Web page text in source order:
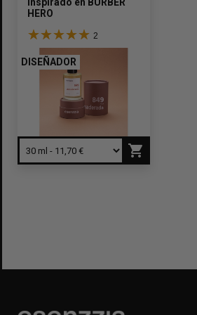
Inspirado en BURBERRY
HERO
2
DISEÑADOR
shopping_cart